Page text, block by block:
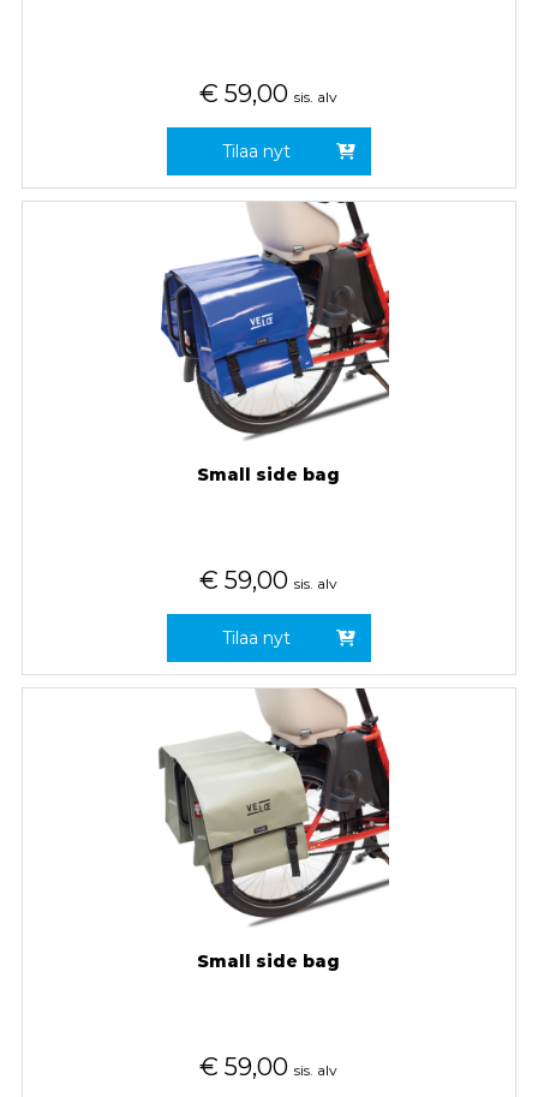
€ 59,00 sis. alv
Tilaa nyt
Small side bag
€ 59,00 sis. alv
Tilaa nyt
Small side bag
€ 59,00 sis. alv